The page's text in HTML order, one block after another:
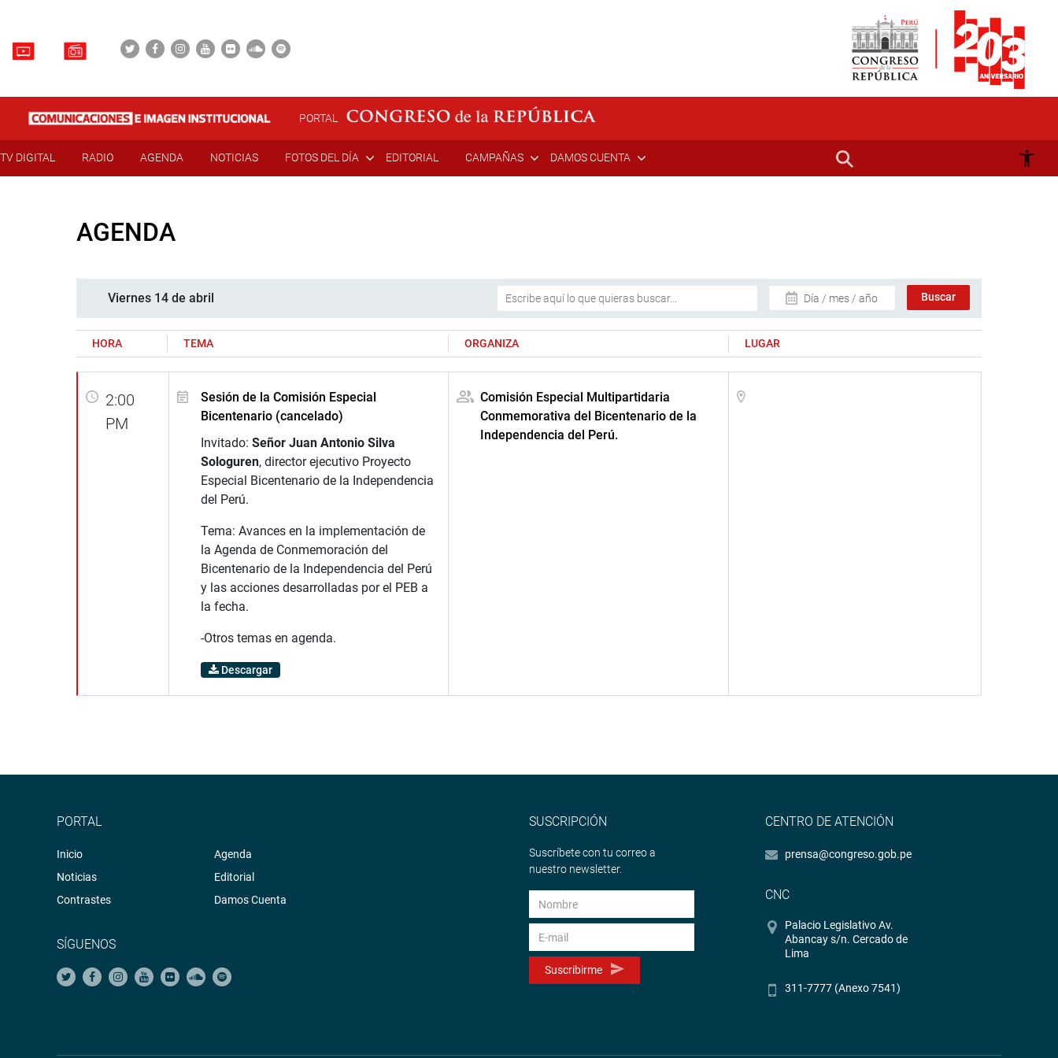
PORTAL
TV DIGITAL RADIO AGENDA NOTICIAS FOTOS DEL DÍA EDITORIAL CAMPAÑAS DAMOS CUENTA
AGENDA
Viernes 14 de abril Día / mes / año
HORA TEMA ORGANIZA LUGAR
2:00
PM
Sesión de la Comisión Especial
Bicentenario (cancelado)
Invitado: Señor Juan Antonio Silva
Sologuren, director ejecutivo Proyecto
Especial Bicentenario de la Independencia
del Perú.
Tema: Avances en la implementación de
la Agenda de Conmemoración del
Bicentenario de la Independencia del Perú
y las acciones desarrolladas por el PEB a
la fecha.
-Otros temas en agenda.
Descargar
Comisión Especial Multipartidaria
Conmemorativa del Bicentenario de la
Independencia del Perú.
PORTAL
Inicio
Noticias
Contrastes
Agenda
Editorial
Damos Cuenta
SÍGUENOS
SUSCRIPCIÓN
Suscríbete con tu correo a
nuestro newsletter.
Suscribirme
CENTRO DE ATENCIÓN
prensa@congreso.gob.pe
CNC
Palacio Legislativo Av.
Abancay s/n. Cercado de
Lima
311-7777 (Anexo 7541)